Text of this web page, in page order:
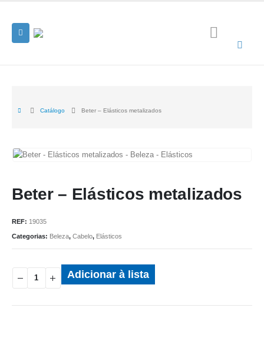
Catálogo Beter – Elásticos metalizados
Beter – Elásticos metalizados
REF: 19035
Categorias: Beleza, Cabelo, Elásticos
Adicionar à lista